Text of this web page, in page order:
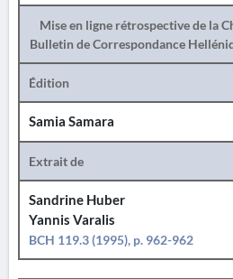
Mise en ligne rétrospective de la
Bulletin de Correspondance
Édition
Samia Samara
Extrait de
Sandrine Huber
Yannis Varalis
BCH 119.3 (1995), p. 962-962